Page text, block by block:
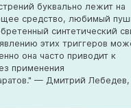
буквально лежит на
средство, любимый
синтетический
этих триггеров
она часто приводит к
применения
— Дмитрий Лебедев,